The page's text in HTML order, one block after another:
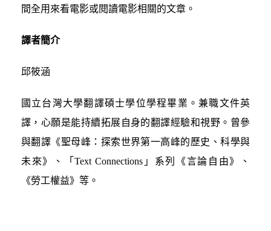
間全用來看電影或閱讀電影相關的文章。
譯者簡介
邱筱涵
國立台灣大學翻譯碩士學位學程畢業。兼職文件英
譯，心願是能持續拓展自身的翻譯經驗和視野。曾參
與翻譯《聖母峰：探索世界第一高峰的歷史、科學與
未來》、「Text Connections」系列《言論自由》、
《勞工權益》等。